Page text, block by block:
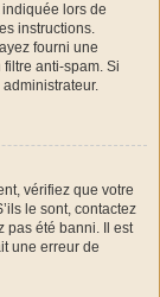
lors de
instructions.
fourni une
anti-spam. Si
vérifiez que votre
le sont, contactez
pas été banni. Il est
une erreur de